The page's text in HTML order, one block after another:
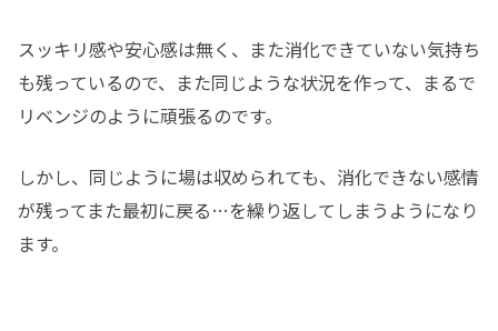
スッキリ感や安心感は無く、また消化できていない気持ち
も残っているので、また同じような状況を作って、まるで
リベンジのように頑張るのです。
しかし、同じように場は収められても、消化できない感情
が残ってまた最初に戻る…を繰り返してしまうようになり
ます。